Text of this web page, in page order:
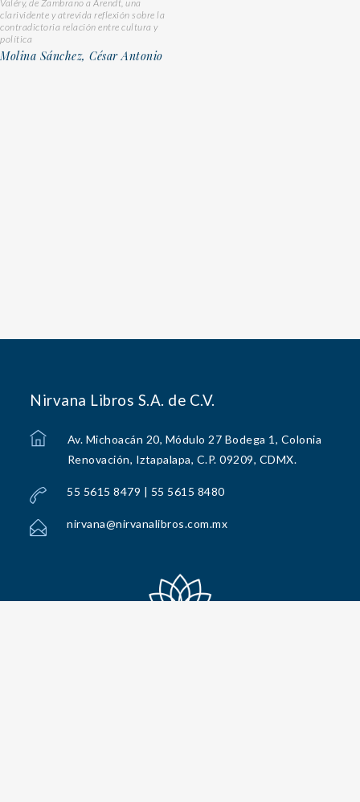
Valéry, de Zambrano a Arendt, una
clarividente y atrevida reflexión sobre la
contradictoria relación entre cultura y
política
Molina Sánchez, César Antonio
Nirvana Libros S.A. de C.V.
Av. Michoacán 20, Módulo 27 Bodega 1, Colonia
Renovación, Iztapalapa, C.P. 09209, CDMX.
55 5615 8479 | 55 5615 8480
nirvana@nirvanalibros.com.mx